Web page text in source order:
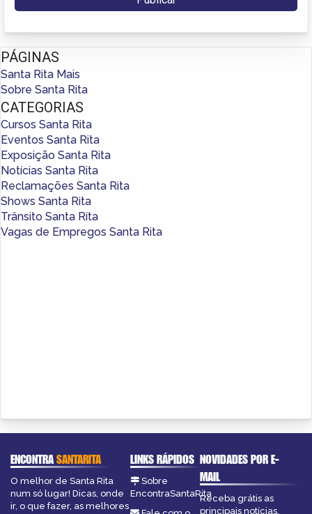
PÁGINAS
Santa Rita Mais
Sobre Santa Rita
CATEGORIAS
Cursos Santa Rita
Eventos Santa Rita
Exposição Santa Rita
Notícias Santa Rita
Reclamações Santa Rita
Shows Santa Rita
Trânsito Santa Rita
Vagas de Empregos Santa Rita
ENCONTRASANTARITA
O melhor de Santa Rita
num só lugar! Dicas, onde
ir, o que fazer, as melhores
LINKS RÁPIDOS
Sobre
EncontraSantaRita
NOVIDADES POR E-
MAIL
Receba grátis as
principais notícias,